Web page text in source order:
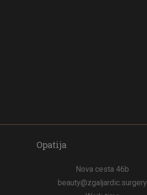
Opatija
Nova cesta 46b
beauty@zgaljardic.surgery